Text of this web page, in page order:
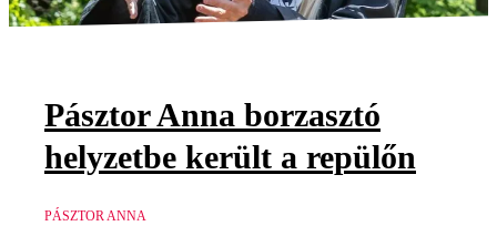
Pásztor Anna borzasztó
helyzetbe került a repülőn
PÁSZTOR ANNA